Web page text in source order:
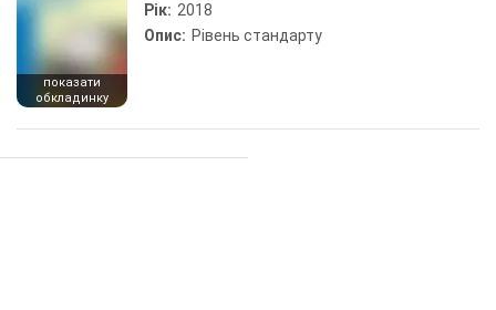
показати
обкладинку
Рік: 2018
Опис: Рівень стандарту